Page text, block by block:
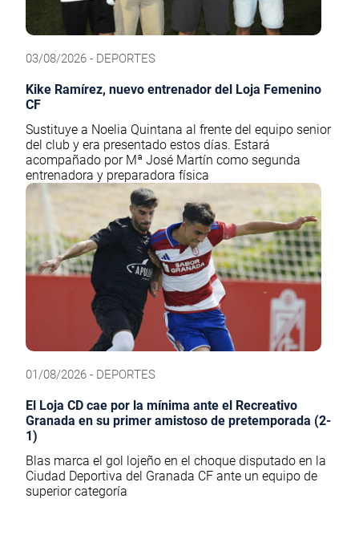
03/08/2026 - DEPORTES
Kike Ramírez, nuevo entrenador del Loja Femenino
CF
Sustituye a Noelia Quintana al frente del equipo senior
del club y era presentado estos días. Estará
acompañado por Mª José Martín como segunda
entrenadora y preparadora física
01/08/2026 - DEPORTES
El Loja CD cae por la mínima ante el Recreativo
Granada en su primer amistoso de pretemporada (2-
1)
Blas marca el gol lojeño en el choque disputado en la
Ciudad Deportiva del Granada CF ante un equipo de
superior categoría